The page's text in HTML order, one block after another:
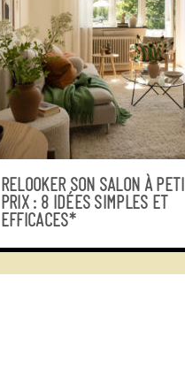
RELOOKER SON SALON À PETIT
PRIX : 8 IDÉES SIMPLES ET
EFFICACES*